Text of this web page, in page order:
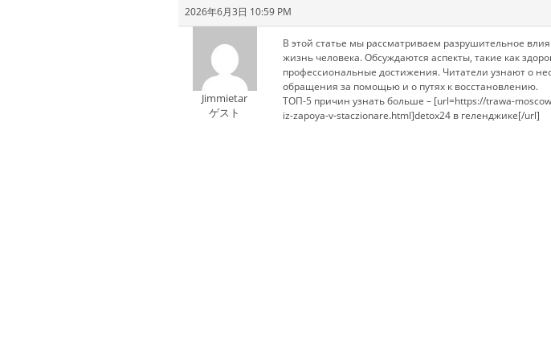
2026年6月3日 10:59 PM
Jimmietar
ゲスト
В этой статье мы рассматриваем разрушительное
жизнь человека. Обсуждаются аспекты, такие как
профессиональные достижения. Читатели узнают о
обращения за помощью и о путях к восстановлению.
ТОП-5 причин узнать больше – [url=https://trawa-
iz-zapoya-v-staczionare.html]detox24 в геленджике[/url]